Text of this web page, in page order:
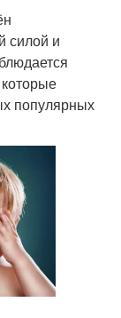
силой и
популярных